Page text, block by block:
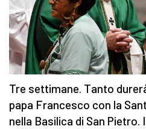
Tre settimane. Tanto
papa Francesco con la
nella Basilica di San Pietro.